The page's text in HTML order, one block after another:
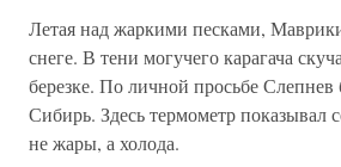
Летая над жаркими песками,
снеге. В тени могучего карагача
березке. По личной просьбе Слепнев
Сибирь. Здесь термометр показывал
не жары, а холода.